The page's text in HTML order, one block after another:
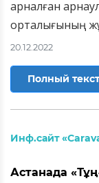
арналған
орталығының
20.12.2022
Полный текст
Инф.сайт
Астанада